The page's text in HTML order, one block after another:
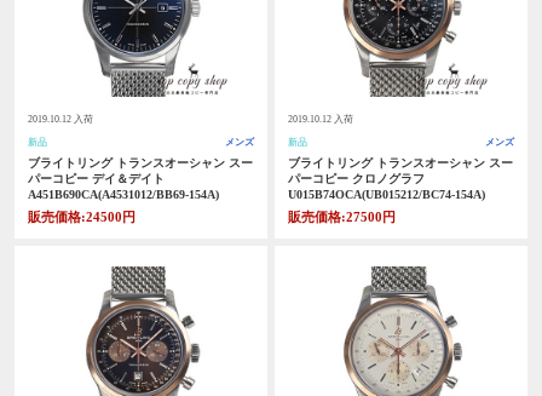
2019.10.12 入荷
新品 メンズ
ブライトリング トランスオーシャン スー
パーコピー デイ＆デイト
A451B690CA(A4531012/BB69-154A)
販売価格:24500円
2019.10.12 入荷
新品 メンズ
ブライトリング トランスオーシャン スー
パーコピー クロノグラフ
U015B74OCA(UB015212/BC74-154A)
販売価格:27500円